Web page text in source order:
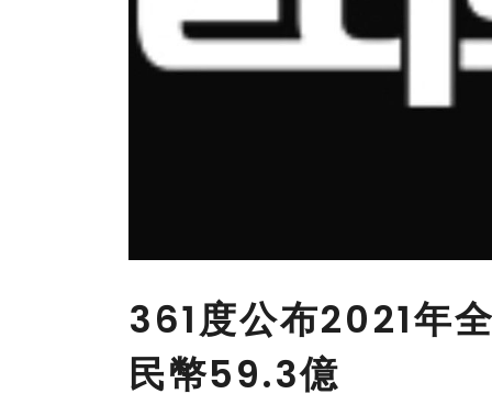
361度公布2021年
民幣59.3億